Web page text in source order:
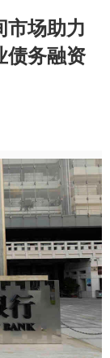
市场助力
债务融资